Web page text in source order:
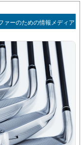
ァーのための情報メディア